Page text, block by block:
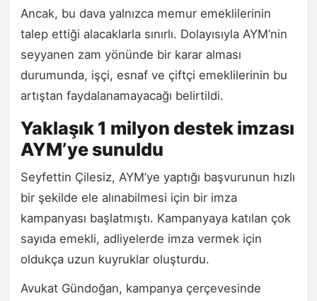
Ancak, bu dava yalnızca memur emeklilerinin
talep ettiği alacaklarla sınırlı. Dolayısıyla AYM’nin
seyyanen zam yönünde bir karar alması
durumunda, işçi, esnaf ve çiftçi emeklilerinin bu
artıştan faydalanamayacağı belirtildi.
Yaklaşık 1 milyon destek imzası
AYM’ye sunuldu
Seyfettin Çilesiz, AYM’ye yaptığı başvurunun hızlı
bir şekilde ele alınabilmesi için bir imza
kampanyası başlatmıştı. Kampanyaya katılan çok
sayıda emekli, adliyelerde imza vermek için
oldukça uzun kuyruklar oluşturdu.
Avukat Gündoğan, kampanya çerçevesinde